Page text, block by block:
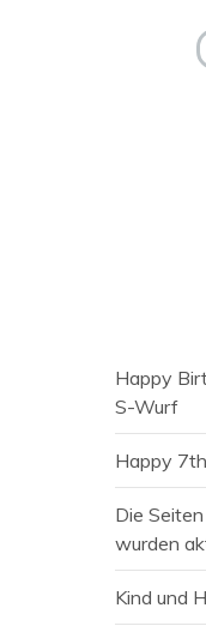
Happy
S-Wurf
Happy
Die
wurden
Kind und